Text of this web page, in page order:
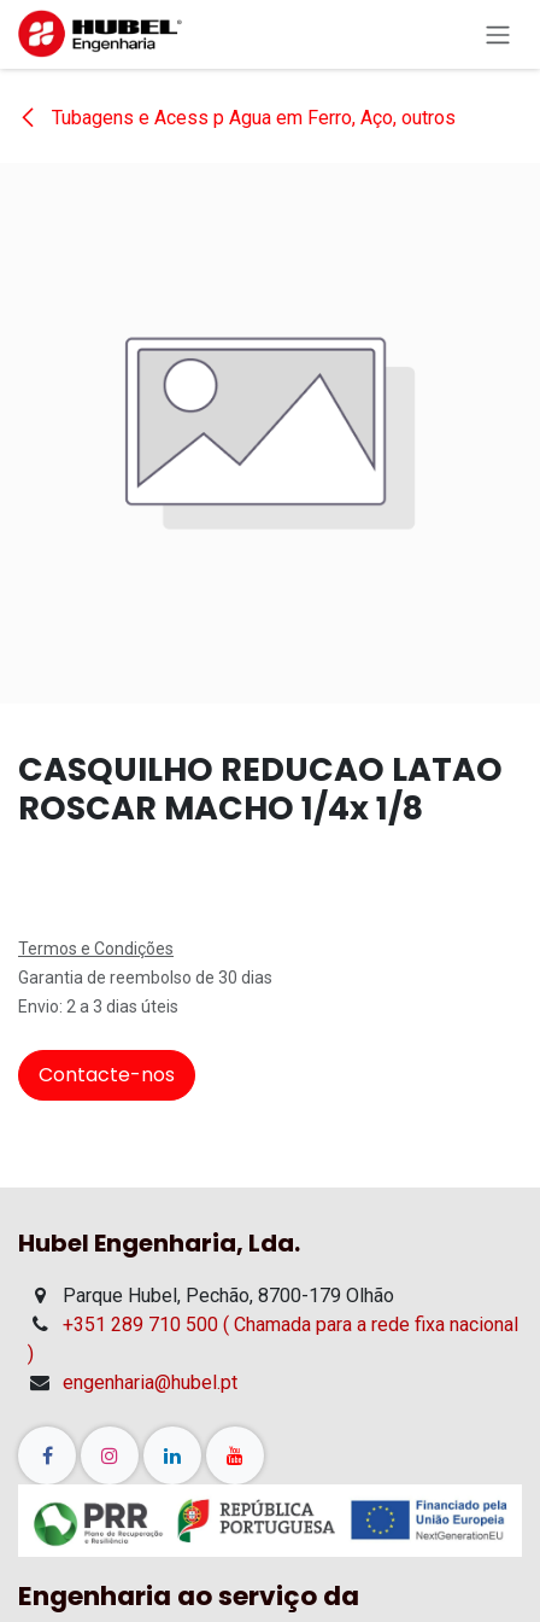
Pular para o conteúdo
Tubagens e Acess p Agua em Ferro, Aço, outros
CASQUILHO REDUCAO LATAO
ROSCAR MACHO 1/4x 1/8
Termos e Condições
Garantia de reembolso de 30 dias
Envio: 2 a 3 dias úteis
Contacte-nos
Hubel Engenharia, Lda.
Parque Hubel, Pechão, 8700-179 Olhão
+351 289 710 500 ( Chamada para a rede fixa nacional
)
engenharia@hubel.pt
Engenharia ao serviço da